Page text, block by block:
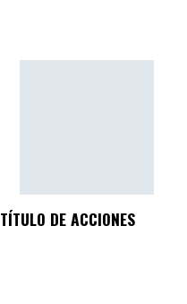
TÍTULO DE ACCIONES